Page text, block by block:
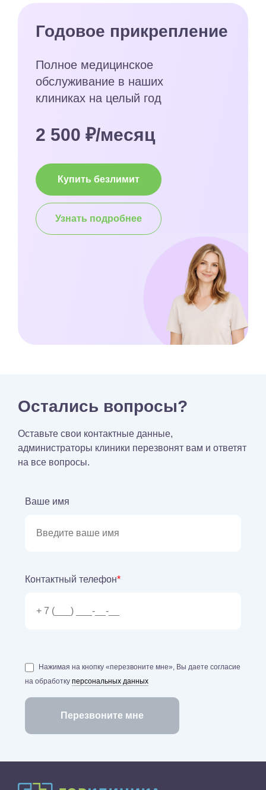
Годовое прикрепление
Полное медицинское
обслуживание в наших
клиниках на целый год
2 500 ₽/месяц
Купить безлимит
Узнать подробнее
Остались вопросы?
Оставьте свои контактные данные,
администраторы клиники перезвонят вам и ответят
на все вопросы.
Ваше имя
Контактный телефон*
Нажимая на кнопку «перезвоните мне», Вы даете согласие
на обработку персональных данных